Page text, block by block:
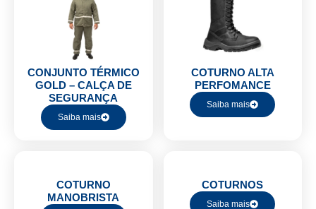
CONJUNTO TÉRMICO
GOLD – CALÇA DE
SEGURANÇA
Saiba mais
COTURNO ALTA
PERFOMANCE
Saiba mais
COTURNO
MANOBRISTA
COTURNOS
Saiba mais